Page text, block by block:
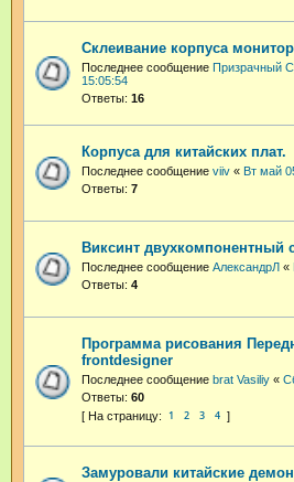
Склеивание корпуса
Последнее сообщение Призрачный
15:05:54
Ответы: 16
Корпуса для китайских плат.
Последнее сообщение viiv « Вт май
Ответы: 7
Виксинт двухкомпонентный
Последнее сообщение АлександрЛ «
Ответы: 4
Программа рисования
frontdesigner
Последнее сообщение brat Vasiliy «
Ответы: 60
1 2 3 4
Замуровали китайские